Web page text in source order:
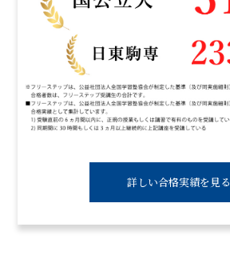
詳しい合格実績を見る